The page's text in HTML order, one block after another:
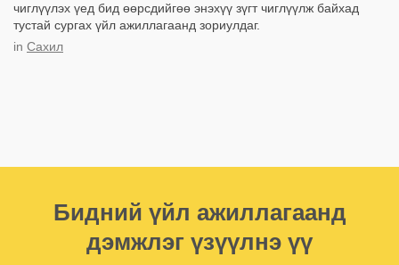
чиглүүлэх үед бид өөрсдийгөө энэхүү зүгт чиглүүлж байхад
тустай сургах үйл ажиллагаанд зориулдаг.
in Сахил
Бидний үйл ажиллагаанд
дэмжлэг үзүүлнэ үү